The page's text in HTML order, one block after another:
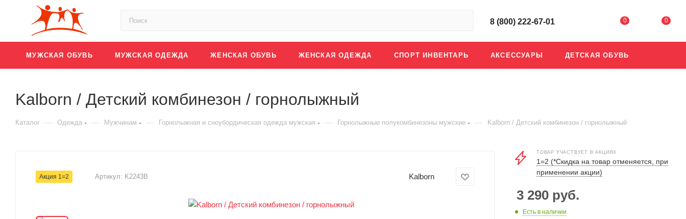
8 (800) 222-67-01 0 0
МУЖСКАЯ ОБУВЬ МУЖСКАЯ ОДЕЖДА ЖЕНСКАЯ ОБУВЬ ЖЕНСКАЯ ОДЕЖДА СПОРТ ИНВЕНТАРЬ АКСЕССУАРЫ ДЕТСКАЯ ОБУВЬ
Kalborn / Детский комбинезон / горнолыжный
Каталог — Одежда — Мужчинам — Горнолыжная и сноубордическая одежда мужская — Горнолыжные полукомбинезоны мужские — Kalborn / Детский комбинезон / горнолыжный
Акция 1=2 Артикул: K2243B Kalborn
ТОВАР УЧАСТВУЕТ В АКЦИЯХ
1=2 (*Скидка на товар отменяется, при
применении акции)
3 290 руб.
Есть в наличии